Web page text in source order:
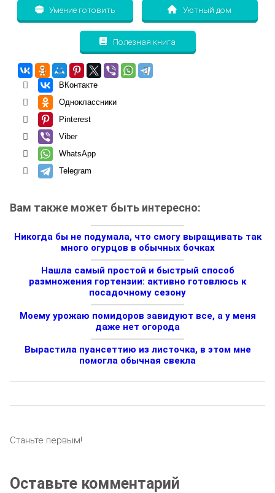
Умение готовить Уютный дом
Полезная книга
ВКонтакте
Одноклассники
Pinterest
Viber
WhatsApp
Telegram
Вам также может быть интересно:
Никогда бы не подумала, что смогу выращивать так
много огурцов в обычных бочках
Нашла самый простой и быстрый способ
размножения гортензии: активно готовлюсь к
посадочному сезону
Моему урожаю помидоров завидуют все, а у меня
даже нет огорода
Вырастила пуансеттию из листочка, в этом мне
помогла обычная свекла
Станьте первым!
Оставьте комментарий